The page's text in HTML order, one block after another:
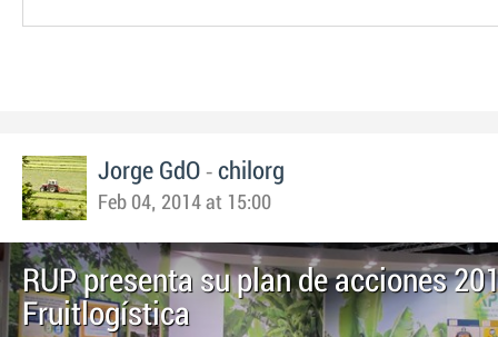
Jorge GdO - chilorg
Feb 04, 2014 at 15:00
RUP presenta su plan de acciones
Fruitlogística